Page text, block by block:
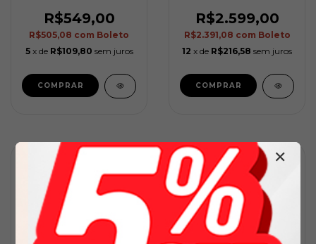
R$549,00
R$505,08 com Boleto
5 x de R$109,80 sem juros
R$2.599,00
R$2.391,08 com Boleto
12 x de R$216,58 sem juros
✕